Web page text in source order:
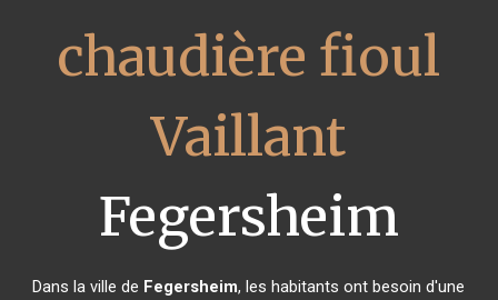
chaudière fioul
Vaillant
Fegersheim
Dans la ville de Fegersheim, les habitants ont besoin d'une